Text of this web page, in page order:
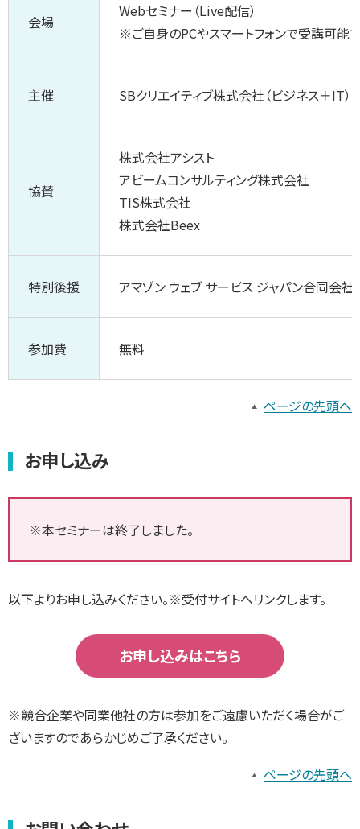
会場
Webセミナー（Live配信）
※ご自身のPCやスマートフォンで受講可能で
主催 SBクリエイティブ株式会社（ビジネス＋IT）
協賛
株式会社アシスト
アビームコンサルティング株式会社
TIS株式会社
株式会社Beex
特別後援 アマゾン ウェブ サービス ジャパン合同会社
参加費 無料
ページの先頭へ
お申し込み
※本セミナーは終了しました。
以下よりお申し込みください。※受付サイトへリンクします。
お申し込みはこちら
※競合企業や同業他社の方は参加をご遠慮いただく場合がご
ざいますのであらかじめご了承ください。
ページの先頭へ